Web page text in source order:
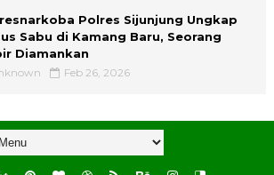
Polres Sijunjung Ungkap
Sabu di Kamang Baru, Seorang
Diamankan
Feb 26, 2026